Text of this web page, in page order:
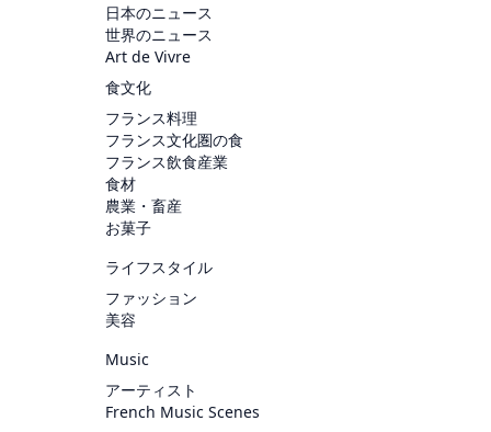
日本のニュース
世界のニュース
Art de Vivre
食文化
フランス料理
フランス文化圏の食
フランス飲食産業
食材
農業・畜産
お菓子
ライフスタイル
ファッション
美容
Music
アーティスト
French Music Scenes